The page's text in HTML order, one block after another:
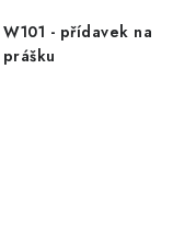
- přídavek na